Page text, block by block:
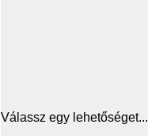
Válassz egy lehetőséget...